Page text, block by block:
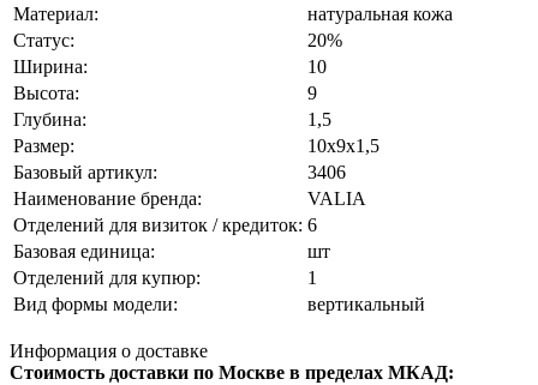
Материал:
натуральная кожа
Статус:
20%
Ширина:
10
Высота:
9
Глубина:
1,5
Размер:
10х9х1,5
Базовый артикул:
3406
Наименование бренда:
VALIA
Отделений для визиток / кредиток: 6
Базовая единица:
шт
Отделений для купюр:
1
Вид формы модели:
вертикальный
Информация о доставке
Стоимость доставки по Москве в пределах МКАД: